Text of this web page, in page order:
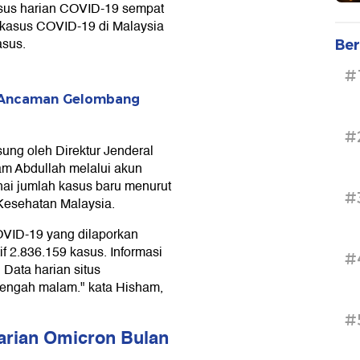
harian COVID-19 sempat
COVID-19 di Malaysia
Gelombang
oleh Direktur Jenderal
Abdullah melalui akun
jumlah kasus baru menurut
Malaysia.
19 yang dilaporkan
2.836.159 kasus. Informasi
harian situs
malam." kata Hisham,
Omicron Bulan